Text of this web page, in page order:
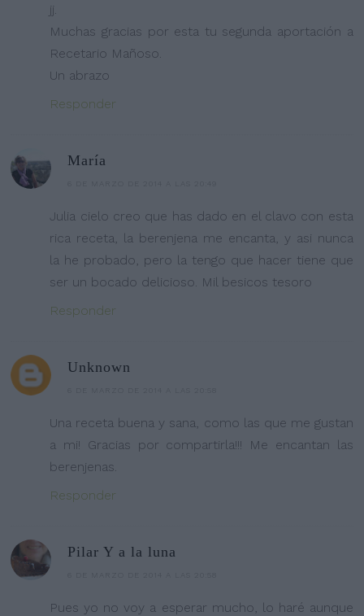
jj.
Muchas gracias por esta tu segunda aportación a
Recetario Mañoso.
Un abrazo
Responder
María
Julia cielo creo que has dado en el clavo con esta
rica receta, la berenjena me encanta, y asi nunca
la he probado, pero la tengo que hacer tiene que
ser un bocado delicioso. Mil besicos tesoro
Responder
Unknown
Una receta buena y sana, como las que me gustan
a mi! Gracias por compartirla!!! Me encantan las
berenjenas.
Responder
Pilar Y a la luna
Pues yo no voy a esperar mucho, lo haré aunque